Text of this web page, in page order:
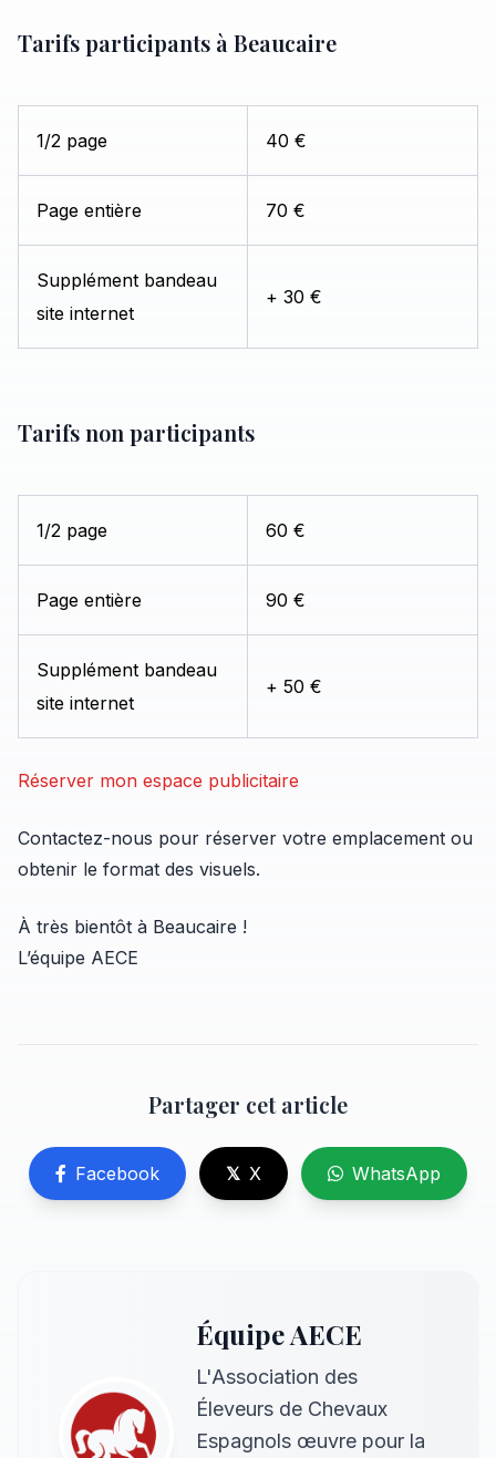
Tarifs participants à Beaucaire
1/2 page 40 €
Page entière 70 €
Supplément bandeau
site internet
+ 30 €
Tarifs non participants
1/2 page 60 €
Page entière 90 €
Supplément bandeau
site internet
+ 50 €
Réserver mon espace publicitaire
Contactez-nous pour réserver votre emplacement ou
obtenir le format des visuels.
À très bientôt à Beaucaire !
L’équipe AECE
Partager cet article
Facebook 𝕏 X WhatsApp
Équipe AECE
L'Association des
Éleveurs de Chevaux
Espagnols œuvre pour la